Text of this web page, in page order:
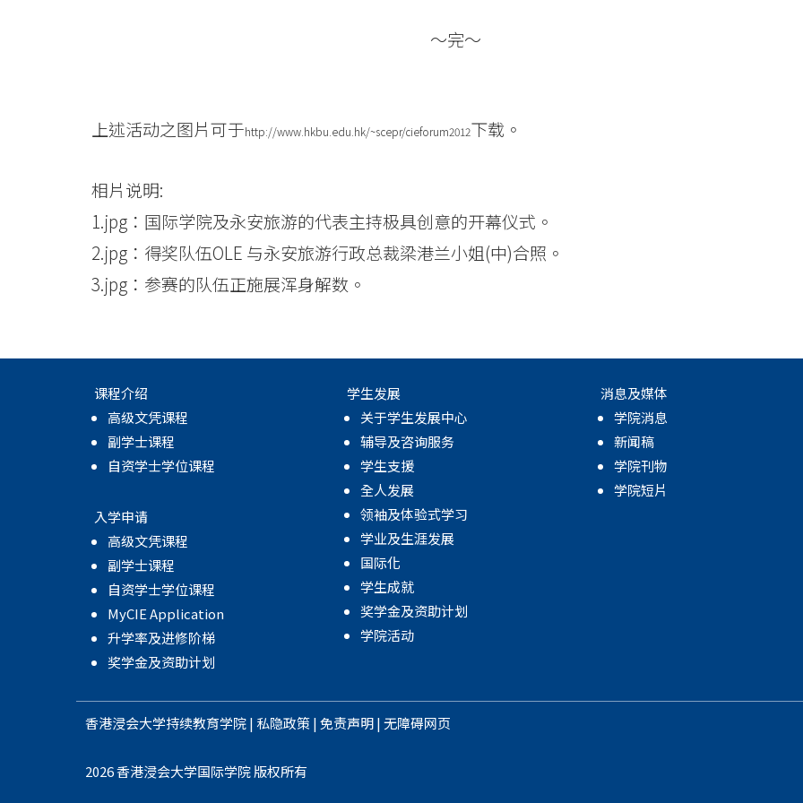
～完～
上述活动之图片可于http://www.hkbu.edu.hk/~scepr/cieforum2012下载。
相片说明:
1.jpg：国际学院及永安旅游的代表主持极具创意的开幕仪式。
2.jpg：得奖队伍OLE 与永安旅游行政总裁梁港兰小姐(中)合照。
3.jpg：参赛的队伍正施展浑身解数。
课程介绍
高级文凭课程
副学士课程
自资学士学位课程
入学申请
高级文凭课程
副学士课程
自资学士学位课程
MyCIE Application
升学率及进修阶梯
奖学金及资助计划
学生发展
关于学生发展中心
辅导及咨询服务
学生支援
全人发展
领袖及体验式学习
学业及生涯发展
国际化
学生成就
奖学金及资助计划
学院活动
消息及媒体
学院消息
新闻稿
学院刊物
学院短片
香港浸会大学持续教育学院| 私隐政策|免责声明|无障碍网页
2026 香港浸会大学国际学院 版权所有